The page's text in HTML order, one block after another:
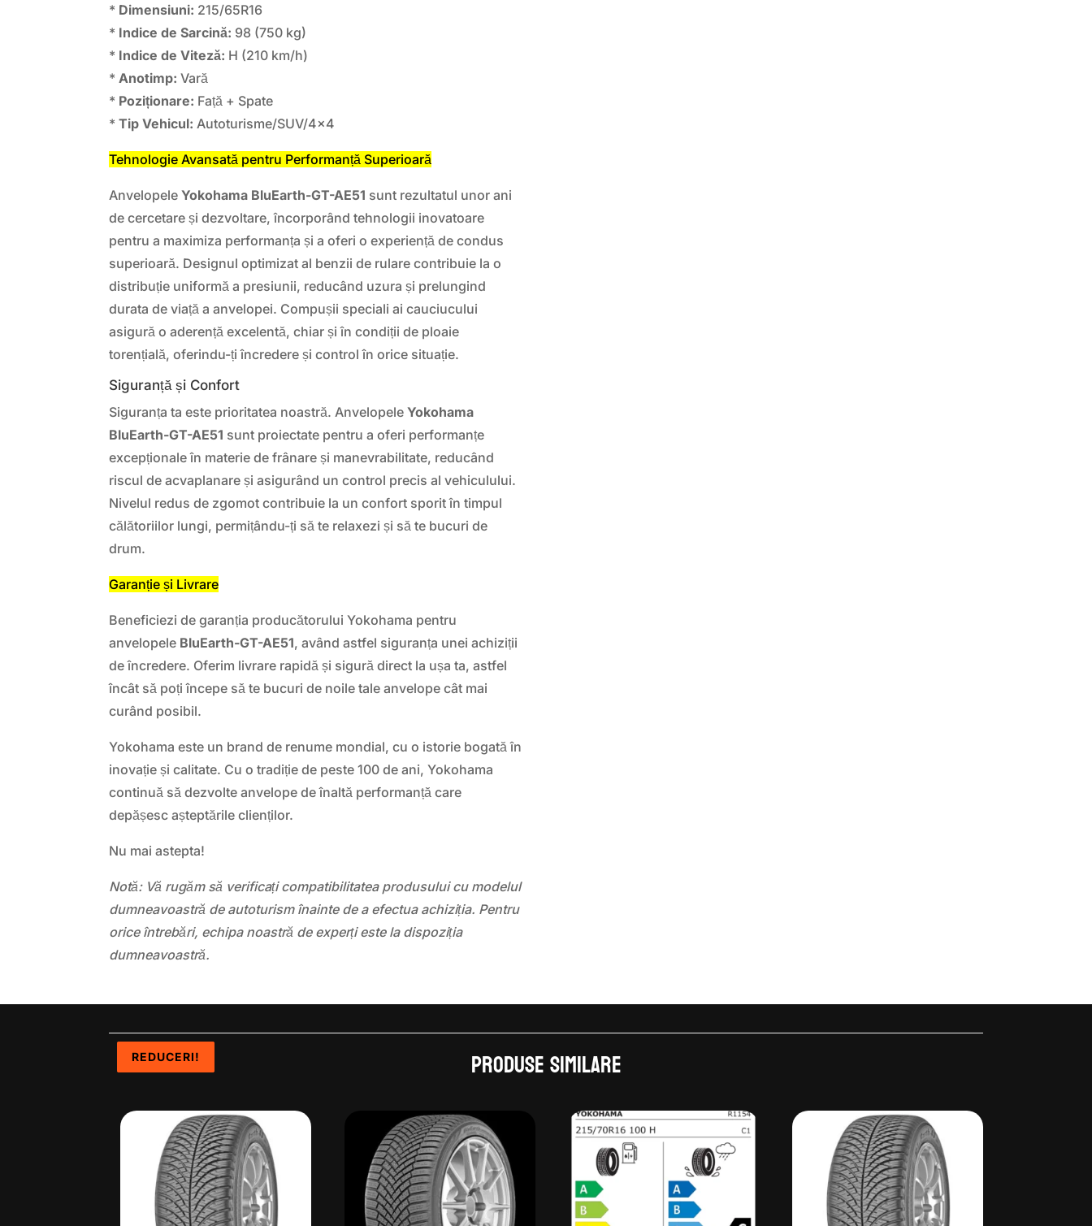
* Dimensiuni: 215/65R16
* Indice de Sarcină: 98 (750 kg)
* Indice de Viteză: H (210 km/h)
* Anotimp: Vară
* Poziționare: Față + Spate
*Tip Vehicul: Autoturisme/SUV/4×4
Tehnologie Avansată pentru Performanță Superioară
AnvelopeleYokohama BluEarth-GT-AE51 sunt rezultatul unor ani
de cercetare și dezvoltare, încorporând tehnologii inovatoare
pentru a maximiza performanța și a oferi o experiență de condus
superioară. Designul optimizat al benzii de rulare contribuie la o
distribuție uniformă a presiunii, reducând uzura și prelungind
durata de viață a anvelopei. Compușii speciali ai cauciucului
asigură o aderență excelentă, chiar și în condiții de ploaie
torențială, oferindu-ți încredere și control în orice situație.
Siguranță și Confort
Siguranța ta este prioritatea noastră. AnvelopeleYokohama
BluEarth-GT-AE51 sunt proiectate pentru a oferi performanțe
excepționale în materie de frânare și manevrabilitate, reducând
riscul de acvaplanare și asigurând un control precis al vehiculului.
Nivelul redus de zgomot contribuie la un confort sporit în timpul
călătoriilor lungi, permițându-ți să te relaxezi și să te bucuri de
drum.
Garanție și Livrare
Beneficiezi de garanția producătorului Yokohama pentru
anvelopele BluEarth-GT-AE51, având astfel siguranța unei achiziții
de încredere. Oferim livrare rapidă și sigură direct la ușa ta, astfel
încât să poți începe să te bucuri de noile tale anvelope cât mai
curând posibil.
Yokohama este un brand de renume mondial, cu o istorie bogată în
inovație și calitate. Cu o tradiție de peste 100 de ani, Yokohama
continuă să dezvolte anvelope de înaltă performanță care
depășesc așteptările clienților.
Nu mai astepta!
Notă: Vă rugăm să verificați compatibilitatea produsului cu modelul
dumneavoastră de autoturism înainte de a efectua achiziția. Pentru
orice întrebări, echipa noastră de experți este la dispoziția
dumneavoastră.
Produse similare
REDUCERI!
REDUCERI!
REDUCERI!
REDUCERI!